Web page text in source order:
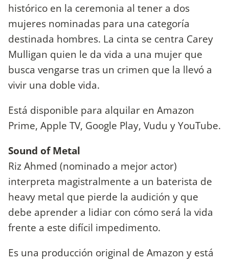
histórico en la ceremonia al tener a dos
mujeres nominadas para una categoría
destinada hombres. La cinta se centra Carey
Mulligan quien le da vida a una mujer que
busca vengarse tras un crimen que la llevó a
vivir una doble vida.
Está disponible para alquilar en Amazon
Prime, Apple TV, Google Play, Vudu y YouTube.
Sound of Metal
Riz Ahmed (nominado a mejor actor)
interpreta magistralmente a un baterista de
heavy metal que pierde la audición y que
debe aprender a lidiar con cómo será la vida
frente a este difícil impedimento.
Es una producción original de Amazon y está